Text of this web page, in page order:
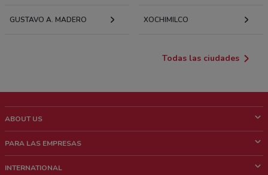
GUSTAVO A. MADERO XOCHIMILCO
Todas las ciudades
ABOUT US
¿Quiénes Somos?
PARA LAS EMPRESAS
INTERNATIONAL